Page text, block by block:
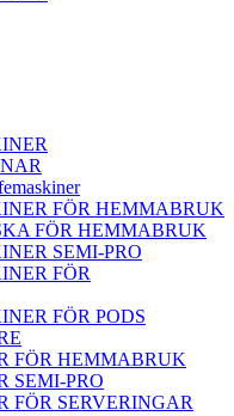
FÖR HEMMABRUK
FÖR HEMMABRUK
SEMI-PRO
FÖR
FÖR PODS
FÖR HEMMABRUK
SEMI-PRO
FÖR SERVERINGAR